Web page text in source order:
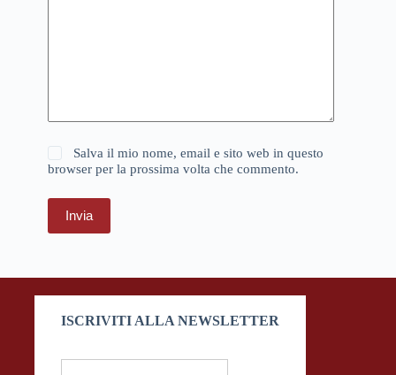
Salva il mio nome, email e sito web in questo
browser per la prossima volta che commento.
Invia
ISCRIVITI ALLA NEWSLETTER